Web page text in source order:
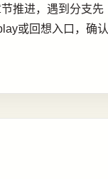
推进，遇到分支先
或回想入口，确认